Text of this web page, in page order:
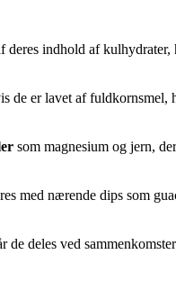
deres indhold af
de er lavet af fuldkornsmel,
som magnesium og jern,
med nærende dips som
de deles ved